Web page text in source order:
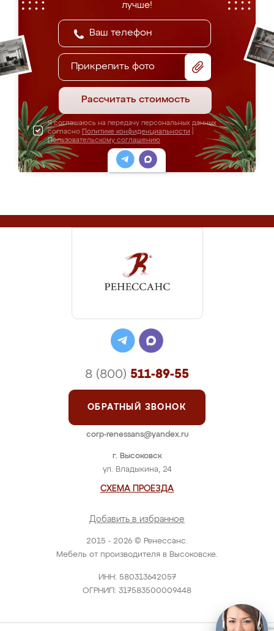
лучше!
Прикрепить фото
Рассчитать стоимость
Я соглашаюсь на передачу персональных данных
согласно Политике конфиденциальности
Пользовательскому соглашению
2015 - 2026 © Ренессанс.
Мебель от производителя в Высоковске.
ИНН: 580313642057
ОГРНИП: 317583500009448
г. Высоковск
ул. Владыкина, 24
СХЕМА ПРОЕЗДА
Добавить в избранное
8 (800) 511-89-55
ОБРАТНЫЙ ЗВОНОК
corp-renessans@yandex.ru